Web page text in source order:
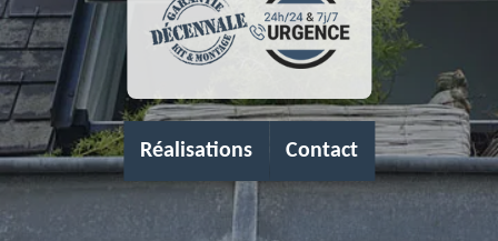
Réalisations Contact